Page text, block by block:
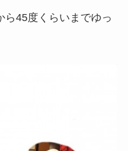
45度くらいまでゆっ